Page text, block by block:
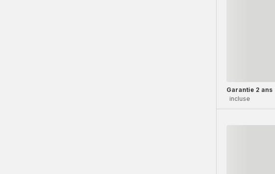
Garantie 2 ans
incluse